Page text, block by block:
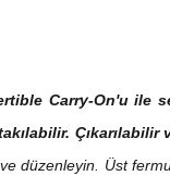
Carry-On'u ile
ve düzenleyin. Üst